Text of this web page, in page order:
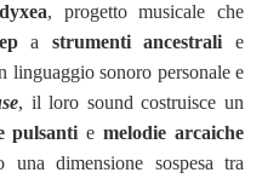
, progetto musicale che
a strumenti ancestrali e
linguaggio sonoro personale e
, il loro sound costruisce un
pulsanti emelodie arcaiche
dimensione sospesa tra